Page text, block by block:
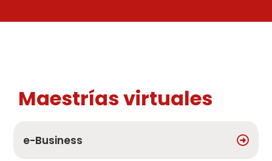
Maestrías virtuales
e-Business